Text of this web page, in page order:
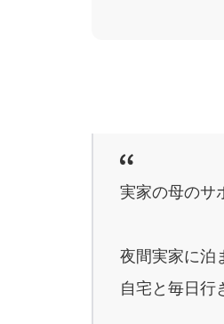
実家の母のサ
夜間実家に泊
自宅と毎日行